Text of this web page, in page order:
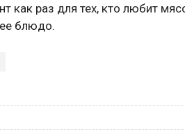
как раз для тех, кто любит
блюдо.